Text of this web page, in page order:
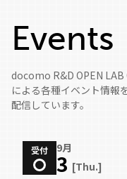
Events
docomo R&D OPEN LAB
による各種イベント情報
配信しています。
受付 9月
3 [Thu.]